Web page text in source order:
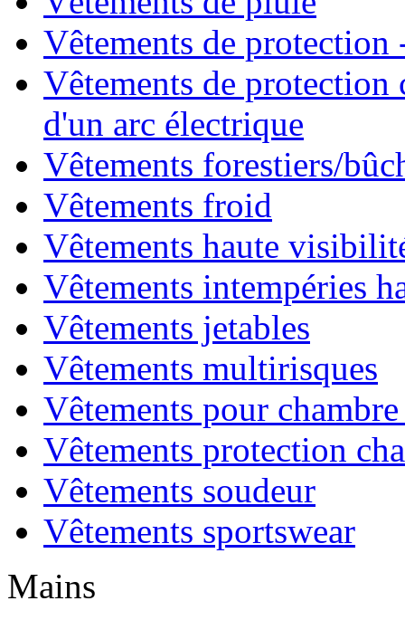
Vêtements de protection
Vêtements de protection
d'un arc électrique
Vêtements forestiers/
Vêtements froid
Vêtements haute
Vêtements intempéries
Vêtements jetables
Vêtements multirisques
Vêtements pour
Vêtements protection
Vêtements soudeur
Vêtements sportswear
Mains